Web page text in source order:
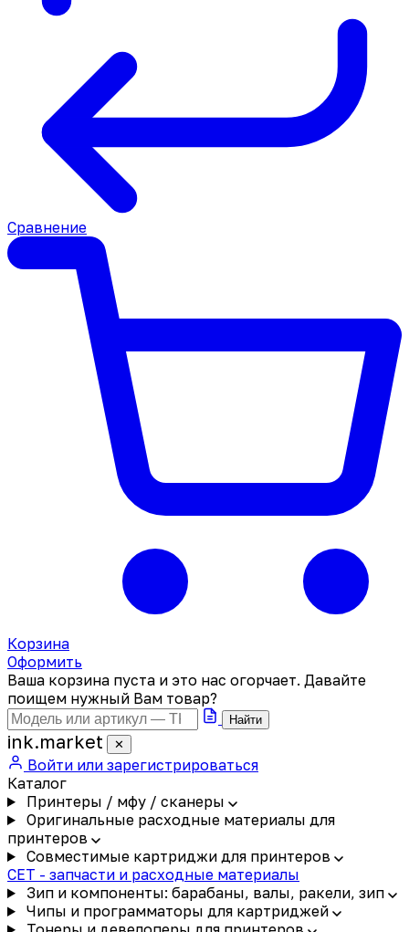
Сравнение
Корзина
Оформить
Ваша корзина пуста и это нас огорчает. Давайте
поищем нужный Вам товар?
Найти
ink.market ✕
Войти или зарегистрироваться
Каталог
Принтеры / мфу / сканеры
Оригинальные расходные материалы для
принтеров
Совместимые картриджи для принтеров
CET - запчасти и расходные материалы
Зип и компоненты: барабаны, валы, ракели, зип
Чипы и программаторы для картриджей